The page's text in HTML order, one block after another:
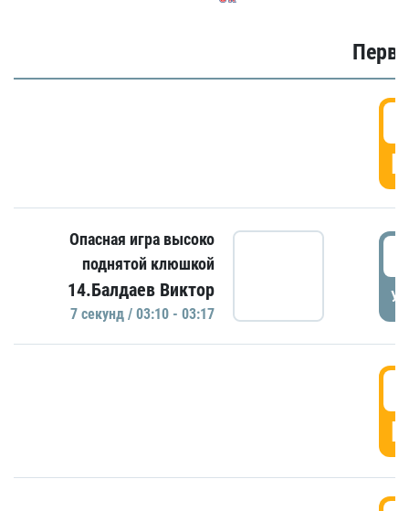
Опасная игра высоко
поднятой клюшкой
14.Балдаев Виктор
7 секунд / 03:10 - 03:17